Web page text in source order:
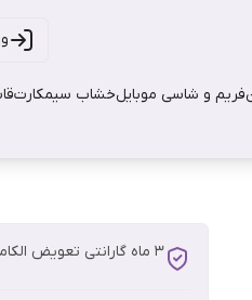
فریم و شاسی موبایلخشاب سیمکارت
3 ماه گارانتی تعویض الکامپ